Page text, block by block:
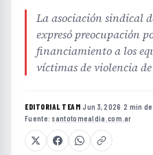
La asociación sindical
expresó preocupación
financiamiento a los
víctimas de violencia
EDITORIAL TEAM·Jun 3, 2026 ·2 min
Fuente: santotomealdia.com.ar